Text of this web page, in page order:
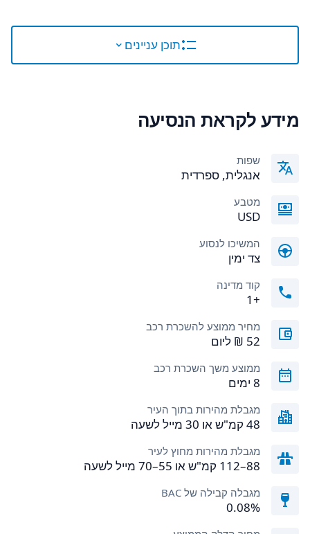
תוכן עניינים
מידע לקראת הנסיעה
שפות
אנגלית, ספרדית
מטבע
USD
המשיכו לנסוע
צד ימין
קוד מדינה
+1
מחיר ממוצע להשכרת רכב
ממוצע משך השכרת רכב
8 ימים
מגבלת מהירות בתוך העיר
48 קמ"ש או 30 מייל לשעה
מגבלת מהירות מחוץ לעיר
88–112 קמ"ש או 55–70 מייל לשעה
מגבלה קבילה של BAC
0.08%